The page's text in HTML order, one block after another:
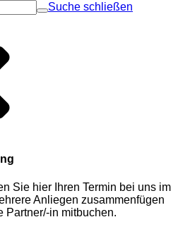
Suche schließen
Sie hier Ihren Termin bei uns im
Anliegen zusammenfügen
Partner/-in mitbuchen.